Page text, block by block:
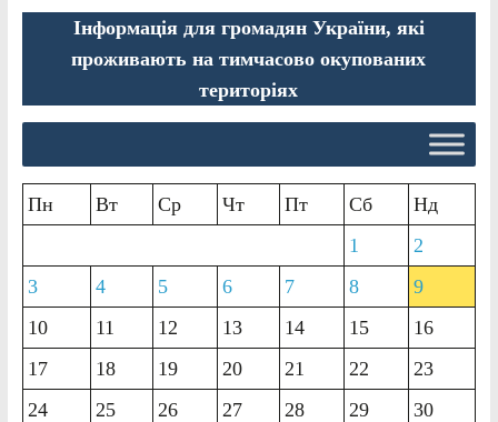
Інформація для громадян України, які
проживають на тимчасово окупованих
територіях
Пн Вт Ср Чт Пт Сб
Нд
1
2
3
4 5 6 7 8
9
10
11 12 13 14 15
16
17
18 19 20 21 22
23
24
25 26 27 28 29
30